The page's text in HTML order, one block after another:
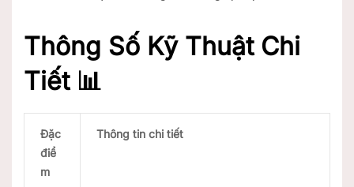
Thông Số Kỹ Thuật Chi
Tiết 📊
Đặc
điể
m
Thông tin chi tiết